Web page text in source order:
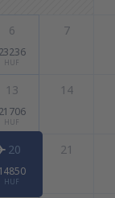
6
23236
HUF
7
13
21706
HUF
14
20
14850
HUF
21